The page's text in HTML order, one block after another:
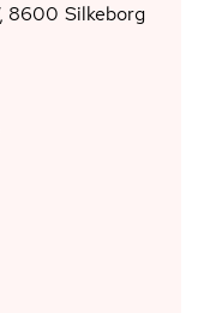
ØrnsøCentret, Ørnsøvej 5-7, 8600 Silkeborg